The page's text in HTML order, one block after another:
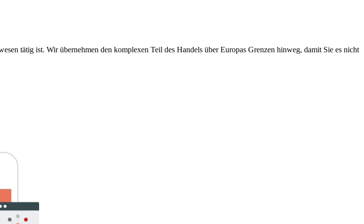
tätig ist. Wir übernehmen den komplexen Teil des Handels über Europas Grenzen hinweg, damit Sie es nicht